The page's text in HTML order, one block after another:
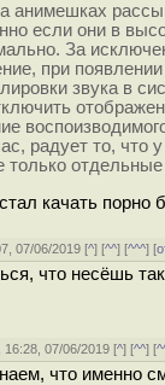
анимешках
если они в
За
при
звука в
радует то, что
только
качать порно
07/06/2019 [^] [^^] [^^^] [
что несёшь
16:28, 07/06/2019 [^] [^^] [
что именно